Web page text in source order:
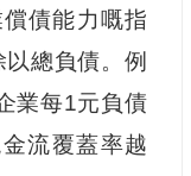
債能力嘅指
總負債。例
業每1元負債
流覆蓋率越